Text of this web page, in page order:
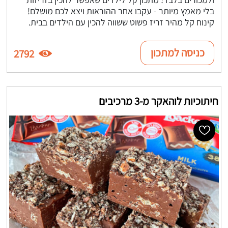
בלי מאמץ מיותר - עקבו אחר ההוראות ויצא לכם מושלם!
קינוח קל מהיר זריז פשוט ששווה להכין עם הילדים בבית.
כניסה למתכון 2792
חיתוכיות לוהאקר מ-3 מרכיבים